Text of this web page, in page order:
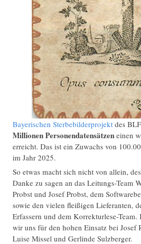
Bayerischen Sterbebilderprojekt des
Millionen Personendatensätzen einen
erreicht. Das ist ein Zuwachs von
im Jahr 2025.
So etwas macht sich nicht von allein,
Danke zu sagen an das Leitungs-Team
Probst und Josef Probst, dem
sowie den vielen fleißigen Lieferanten,
Erfassern und dem Korrekturlese-Team.
wir uns für den hohen Einsatz bei Josef
Luise Missel und Gerlinde Sulzberger.